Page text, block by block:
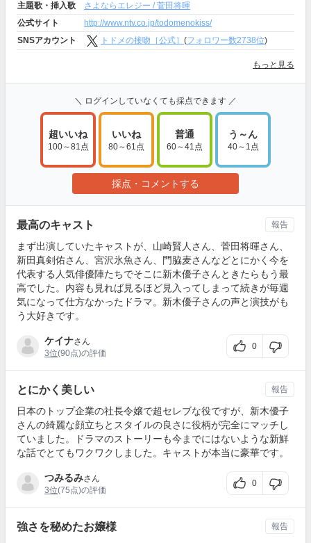
主題歌・挿入歌
さよならエレジー / 菅田将暉
公式サイト
http://www.ntv.co.jp/todomenokiss/
SNSアカウント
トドメの接吻［公式］ (フォロワー数2738位)
もっと見る
＼ ログインしていなくても採点できます ／
超いいね
100～81点
いいね
80～61点
普通
60～41点
う～ん
40～1点
採点・コメントする
最高のキャスト
まず出演していたキャストが、山崎賢人さん、菅田将暉さん、
新田真剣佑さん、宮沢氷魚さん、門脇麦さんなどとにかく今を
代表する人気俳優陣たちでそこに新木優子さんときたらもう最
高でした。内容も見れば見るほど見入ってしまって続きが毎週
気になって仕方なかったドラマ。新木優子さんの声と演技がも
う大好きです。
ケイナさん
3位(90点)の評価
0
報告
とにかく美しい
日本のトップ企業の社長令嬢で超セレブな役ですが、新木優子
さんの綺麗な顔立ちとスタイルの良さに役柄が完全にマッチし
ていました。ドラマのストーリーも今までにはないような新鮮
な話でとてもワクワクしました。キャストが本当に豪華です。
つみるみさん
3位(75点)の評価
0
報告
強さを秘めたお嬢様 報告